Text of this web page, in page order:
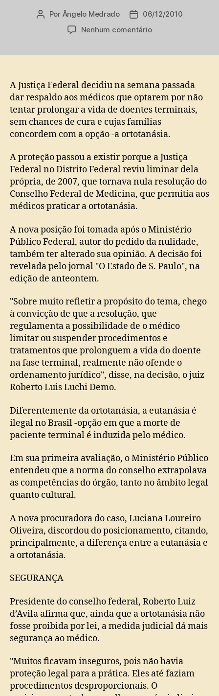
Autor
Por Ângelo Medrado
Data
de
06/12/2010
Nenhum comentárioem
e
realizarem
processo
no
país
A Justiça Federal decidiu na semana passada
dar respaldo aos médicos que optarem por não
tentar prolongar a vida de doentes terminais,
sem chances de cura e cujas famílias
concordem com a opção -a ortotanásia.
A proteção passou a existir porque a Justiça
Federal no Distrito Federal reviu liminar dela
própria, de 2007, que tornava nula resolução do
Conselho Federal de Medicina, que permitia aos
médicos praticar a ortotanásia.
A nova posição foi tomada após o Ministério
Público Federal, autor do pedido da nulidade,
também ter alterado sua opinião. A decisão foi
revelada pelo jornal "O Estado de S. Paulo", na
edição de anteontem.
"Sobre muito refletir a propósito do tema, chego
à convicção de que a resolução, que
regulamenta a possibilidade de o médico
limitar ou suspender procedimentos e
tratamentos que prolonguem a vida do doente
na fase terminal, realmente não ofende o
ordenamento jurídico", disse, na decisão, o juiz
Roberto Luis Luchi Demo.
Diferentemente da ortotanásia, a eutanásia é
ilegal no Brasil -opção em que a morte de
paciente terminal é induzida pelo médico.
Em sua primeira avaliação, o Ministério Público
entendeu que a norma do conselho extrapolava
as competências do órgão, tanto no âmbito legal
quanto cultural.
A nova procuradora do caso, Luciana Loureiro
Oliveira, discordou do posicionamento, citando,
principalmente, a diferença entre a eutanásia e
a ortotanásia.
SEGURANÇA
Presidente do conselho federal, Roberto Luiz
d’Avila afirma que, ainda que a ortotanásia não
fosse proibida por lei, a medida judicial dá mais
segurança ao médico.
"Muitos ficavam inseguros, pois não havia
proteção legal para a prática. Eles até faziam
procedimentos desproporcionais. O